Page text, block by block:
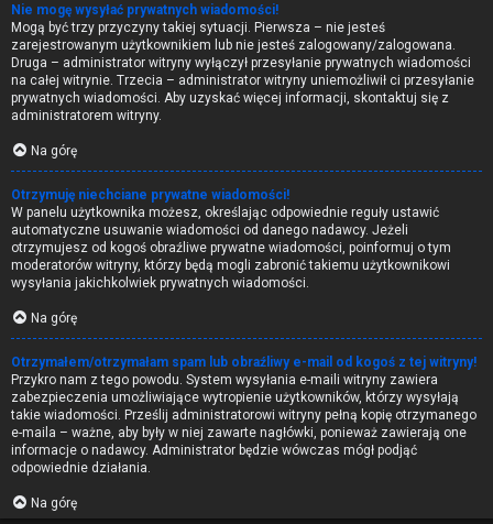
Nie mogę wysyłać prywatnych wiadomości!
Mogą być trzy przyczyny takiej sytuacji. Pierwsza – nie jesteś
zarejestrowanym użytkownikiem lub nie jesteś zalogowany/zalogowana.
Druga – administrator witryny wyłączył przesyłanie prywatnych wiadomości
na całej witrynie. Trzecia – administrator witryny uniemożliwił ci przesyłanie
prywatnych wiadomości. Aby uzyskać więcej informacji, skontaktuj się z
administratorem witryny.
Na górę
Otrzymuję niechciane prywatne wiadomości!
W panelu użytkownika możesz, określając odpowiednie reguły ustawić
automatyczne usuwanie wiadomości od danego nadawcy. Jeżeli
otrzymujesz od kogoś obraźliwe prywatne wiadomości, poinformuj o tym
moderatorów witryny, którzy będą mogli zabronić takiemu użytkownikowi
wysyłania jakichkolwiek prywatnych wiadomości.
Na górę
Otrzymałem/otrzymałam spam lub obraźliwy e-mail od kogoś z tej witryny!
Przykro nam z tego powodu. System wysyłania e-maili witryny zawiera
zabezpieczenia umożliwiające wytropienie użytkowników, którzy wysyłają
takie wiadomości. Prześlij administratorowi witryny pełną kopię otrzymanego
e-maila – ważne, aby były w niej zawarte nagłówki, ponieważ zawierają one
informacje o nadawcy. Administrator będzie wówczas mógł podjąć
odpowiednie działania.
Na górę